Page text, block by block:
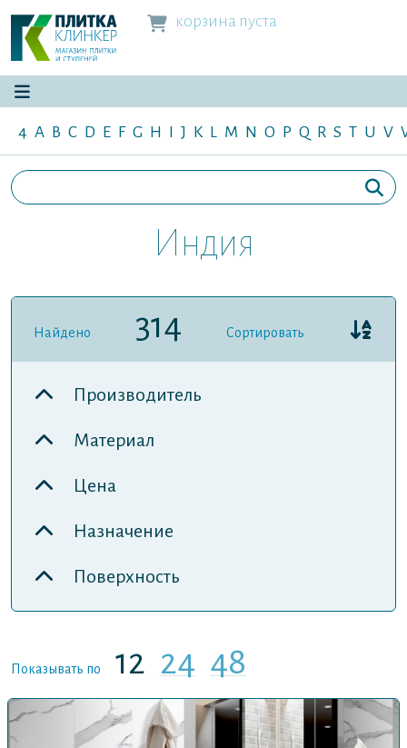
корзина пуста
4 A B C D E F G H I J K L M N O P Q R S T U V
Индия
Найдено 314 Сортировать
Производитель
Материал
Цена
Назначение
Поверхность
Показывать по 12 24 48